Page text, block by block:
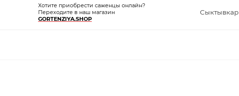
Хотите приобрести саженцы онлайн?
Переходите в наш магазин
GORTENZIYA.SHOP
Сыктывкар